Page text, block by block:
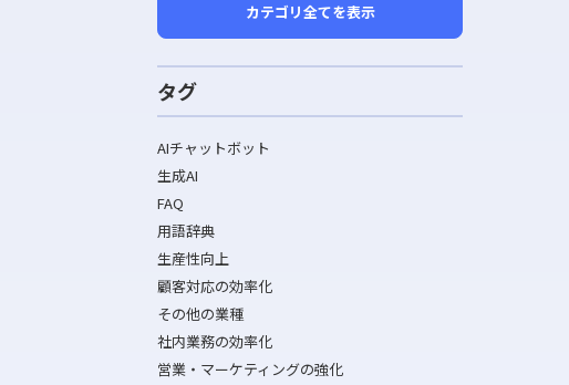
カテゴリ全てを表示
タグ
AIチャットボット
生成AI
FAQ
用語辞典
生産性向上
顧客対応の効率化
その他の業種
社内業務の効率化
営業・マーケティングの強化